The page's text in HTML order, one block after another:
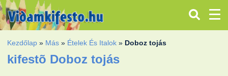
Kezdőlap » Más » Ételek És Italok » Doboz tojás
kifestõ Doboz tojás